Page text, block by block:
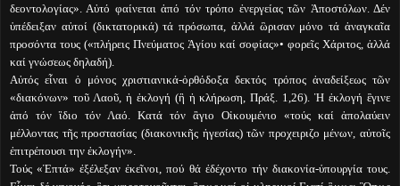
δεοντολογίας». Αὐτό φαίνεται ἀπό τόν τρόπο ἐνεργείας τῶν Ἀποστόλων. Δέν
ὑπέδειξαν αὐτοί (δικτατορικά) τά πρόσωπα, ἀλλά ὣρισαν μόνο τά ἀναγκαῖα
προσόντα τους («πλήρεις Πνεύματος Ἁγίου καί σοφίας»• φορεῖς Χάριτος, ἀλλά
καί γνώσεως δηλαδή).
Αὐτός εἶναι ὁ μόνος χριστιανικά-ὀρθόδοξα δεκτός τρόπος ἀναδείξεως τῶν
«διακόνων» τοῦ Λαοῦ, ἡ ἐκλογή (ἢ ἡ κλήρωση, Πράξ. 1,26). Ἡ ἐκλογή ἒγινε
ἀπό τόν ἲδιο τόν Λαό. Κατά τόν ἃγιο Οἰκουμένιο «τούς καί ἀπολαύειν
μέλλοντας τῆς προστασίας (διακονικῆς ἡγεσίας) τῶν προχειριζο μένων, αὐτοῖς
ἐπιτρέπουσι την ἐκλογήν».
Τούς «Ἑπτά» ἐξέλεξαν ἐκεῖνοι, πού θά ἐδέχοντο τήν διακονία-ὑπουργία τους.